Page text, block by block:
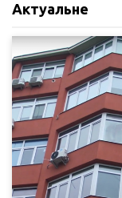
Актуальне